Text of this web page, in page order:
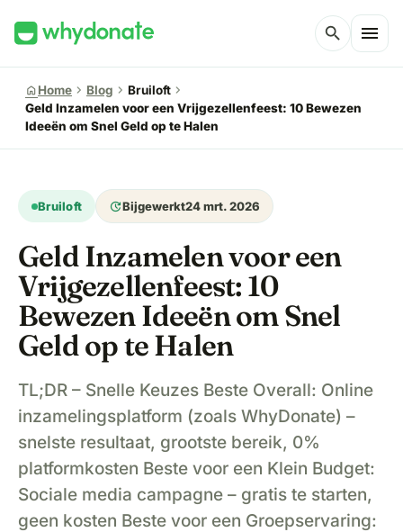
search menu
homeHome chevron_right Blog chevron_right Bruiloft chevron_right
Geld Inzamelen voor een Vrijgezellenfeest: 10 Bewezen
Ideeën om Snel Geld op te Halen
Bruiloft updateBijgewerkt24 mrt. 2026
Geld Inzamelen voor een
Vrijgezellenfeest: 10
Bewezen Ideeën om Snel
Geld op te Halen
TL;DR – Snelle Keuzes Beste Overall: Online
inzamelingsplatform (zoals WhyDonate) –
snelste resultaat, grootste bereik, 0%
platformkosten Beste voor een Klein Budget:
Sociale media campagne – gratis te starten,
geen kosten Beste voor een Groepservaring: